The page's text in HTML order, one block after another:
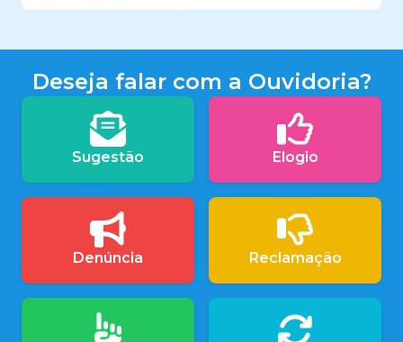
Deseja falar com a Ouvidoria?
Sugestão Elogio
Denúncia Reclamação